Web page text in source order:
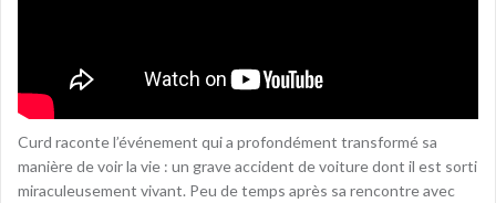
Curd raconte l’événement qui a profondément transformé sa
manière de voir la vie : un grave accident de voiture dont il est sorti
miraculeusement vivant. Peu de temps après sa rencontre avec